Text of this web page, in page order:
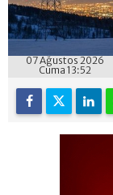
07 Ağustos 2026
Cuma 13:52